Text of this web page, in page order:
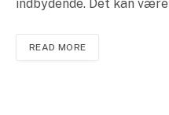
indbydende. Det kan
READ MORE